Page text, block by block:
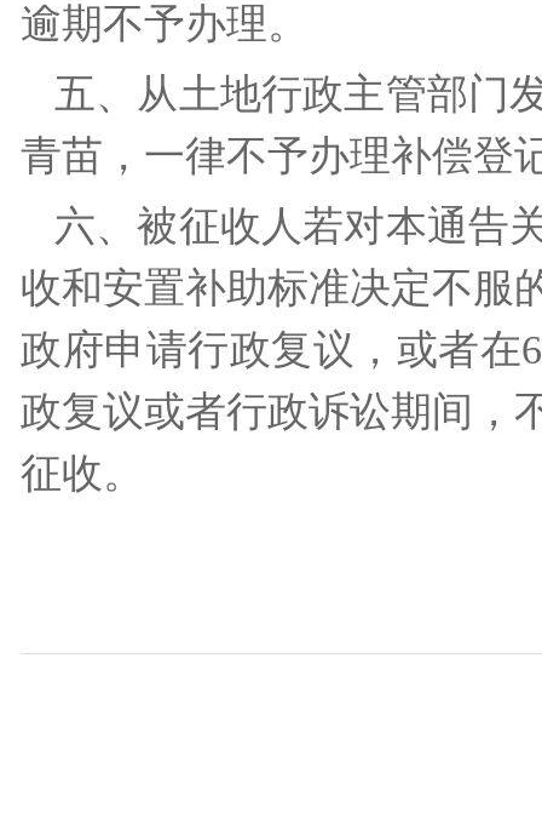
逾期不予办理。
五、从土地行政主管部门
青苗，一律不予办理补
六、被征收人若对本通告
收和安置补助标准决定不服
政府申请行政复议，或者在
政复议或者行政诉讼期间，
征收。